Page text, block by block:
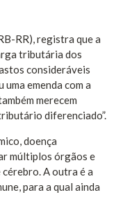
RR), registra que a
tributária dos
consideráveis
emenda com a
merecem
diferenciado”.
doença
múltiplos órgãos e
A outra é a
para a qual ainda